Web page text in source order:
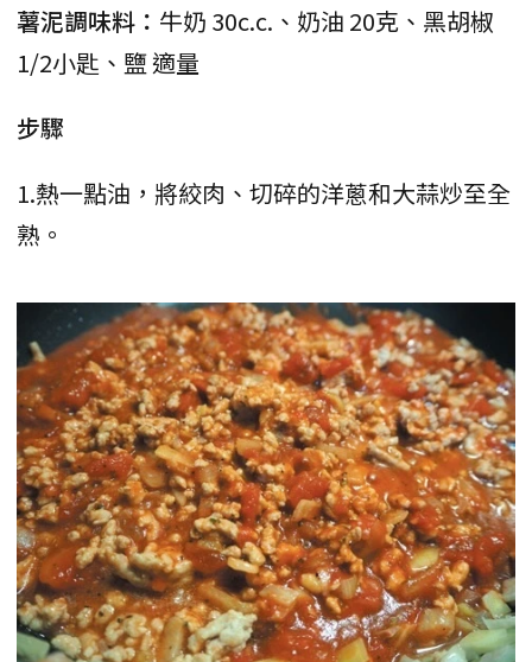
薯泥調味料： 牛奶 30c.c.、奶油 20克、黑胡椒
1/2小匙、鹽 適量
步驟
1.熱一點油，將絞肉、切碎的洋蔥和大蒜炒至全
熟。